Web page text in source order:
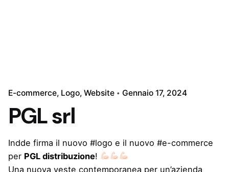
E-commerce Logo Website Gennaio 17, 2024
PGL srl
Indde firma il nuovo #logo e il nuovo #e-commerce
per PGL distribuzione!
Una nuova veste contemporanea per un’azienda